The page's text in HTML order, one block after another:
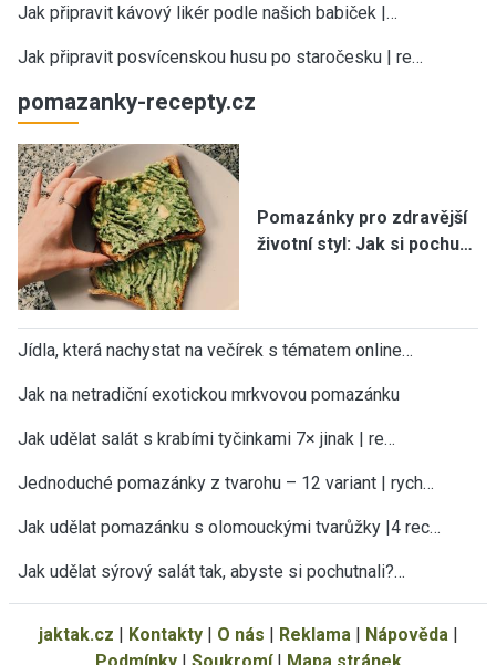
Jak připravit kávový likér podle našich babiček |…
Jak připravit posvícenskou husu po staročesku | re…
pomazanky-recepty.cz
Pomazánky pro zdravější
životní styl: Jak si pochu…
Jídla, která nachystat na večírek s tématem online…
Jak na netradiční exotickou mrkvovou pomazánku
Jak udělat salát s krabími tyčinkami 7× jinak | re…
Jednoduché pomazánky z tvarohu – 12 variant | rych…
Jak udělat pomazánku s olomouckými tvarůžky |4 rec…
Jak udělat sýrový salát tak, abyste si pochutnali?…
jaktak.cz | Kontakty| O nás | Reklama | Nápověda |
Podmínky| Soukromí| Mapa stránek